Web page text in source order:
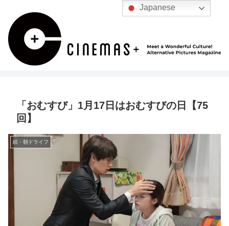
「おむすび」1月17日はおむすびの日【75
回】
続・朝ドライフ
Japanese